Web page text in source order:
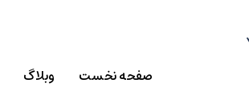
صفحه نخست وبلاگ